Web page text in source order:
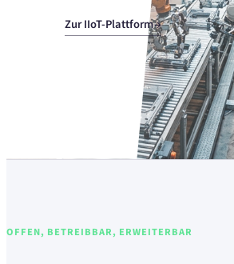
Zur IIoT-Plattform
OFFEN, BETREIBBAR, ERWEITERBAR